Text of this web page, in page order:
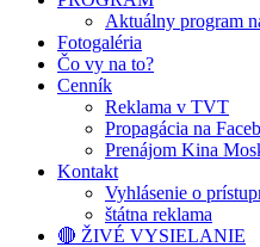
Aktuálny program
Fotogaléria
Čo vy na to?
Cenník
Reklama v TVT
Propagácia na
Prenájom Kina
Kontakt
Vyhlásenie o
štátna reklama
🔴 ŽIVÉ VYSIELANIE